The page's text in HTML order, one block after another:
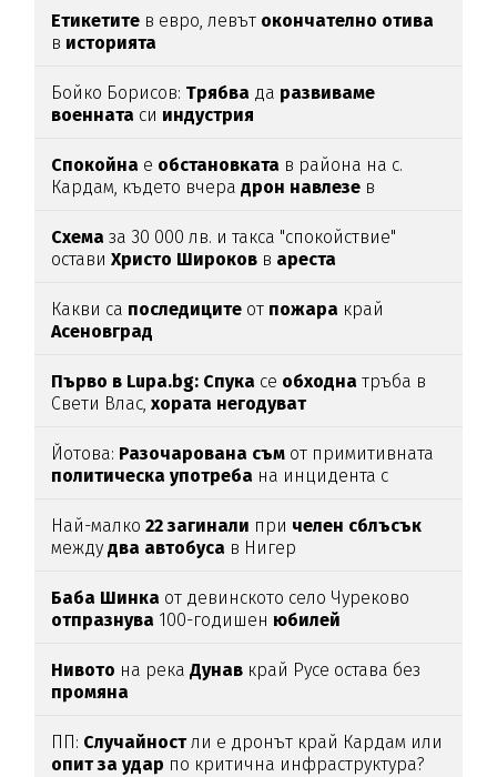
Етикетите в евро, левът окончателно отива
в историята
Бойко Борисов: Трябва да развиваме
военната си индустрия
Спокойна е обстановката в района на с.
Кардам, където вчерадрон навлезе в
Схема за 30 000 лв. и такса "спокойствие"
оставиХристо Широков в ареста
Какви са последиците от пожара край
Асеновград
Първо в Lupa.bg: Спука се обходна тръба в
Свети Влас,хората негодуват
Йотова: Разочарована съм от примитивната
политическа употреба на инцидента с
Най-малко22 загинали при челен сблъсък
междудва автобуса в Нигер
Баба Шинка от девинското село Чуреково
отпразнува 100-годишен юбилей
Нивото на рекаДунав край Русе остава без
промяна
ПП: Случайностли е дронът край Кардам или
опит за удар по критична инфраструктура?